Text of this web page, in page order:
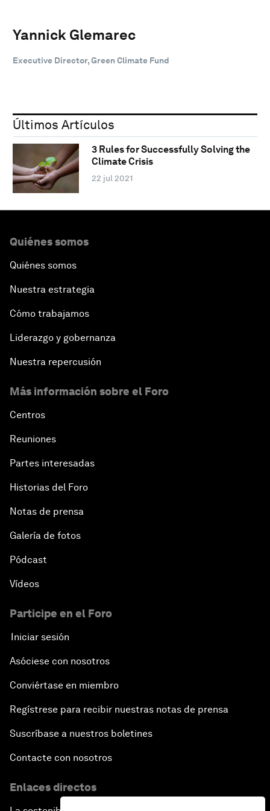
Yannick Glemarec
Executive Director, Green Climate Fund
Últimos Artículos
3 Rules for Successfully Solving the
Climate Crisis
22 jul 2021
Quiénes somos
Quiénes somos
Nuestra estrategia
Cómo trabajamos
Liderazgo y gobernanza
Nuestra repercusión
Más información sobre el Foro
Centros
Reuniones
Partes interesadas
Historias del Foro
Notas de prensa
Galería de fotos
Pódcast
Vídeos
Participe en el Foro
Iniciar sesión
Asóciese con nosotros
Conviértase en miembro
Regístrese para recibir nuestras notas de prensa
Suscríbase a nuestros boletines
Contacte con nosotros
Enlaces directos